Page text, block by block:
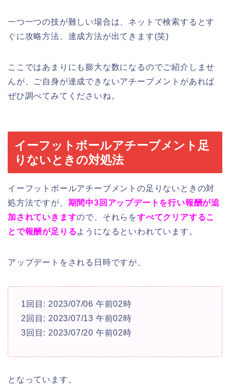
一つ一つの技が難しい場合は、ネットで検索するとす
ぐに攻略方法、達成方法が出てきます(笑)
ここではあまりにも膨大な数になるのでご紹介しませ
んが、ご自身が達成できないアチーブメントがあれば
ぜひ調べてみてくださいね。
イーフットボールアチーブメント足
りないときの対処法
イーフットボールアチーブメントの足りないときの対
処方法ですが、 期間中3回アップデートを行い報酬が追
加されていきますので、それらをすべてクリアするこ
とで報酬が足りるようになるといわれています。
アップデートをされる日時ですが、
1回目: 2023/07/06 午前02時
2回目: 2023/07/13 午前02時
3回目: 2023/07/20 午前02時
となっています。